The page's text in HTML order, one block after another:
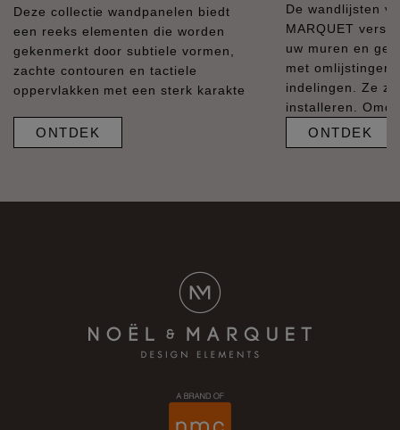
Deze collectie wandpanelen biedt
een reeks elementen die worden
gekenmerkt door subtiele vormen,
zachte contouren en tactiele
oppervlakken met een sterk karakte
ONTDEK
De wandlijsten
MARQUET
uw muren en
met
indelingen. Ze
installeren.
ONTDEK